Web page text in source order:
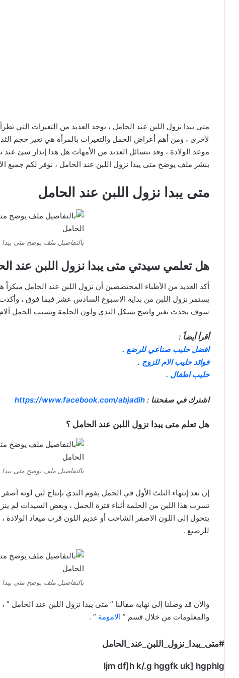
متى يبدا نزول اللبن عند الحامل ، يوجد العديد من التغيرات
لأخرى ، ومن أهم أعراض الحمل والتغيرات بالمرأة هي تغير حجم
موعد الولادة ، وقد تتسائل العديد من الأمهات هل هذا إنذار سئ
بنشر ملف يوضح متى يبدا نزول اللبن عند الحامل ، نوفر لكم جميع
متى يبدا نزول اللبن عند الحامل
بالتفاصيل ملف يوضح متى يبدا
هل تعلمي سيدتي متى يبدا نزول اللبن عند
أكد العديد من الأطباء المختصصين أن نزول اللبن عند الحامل
يستمر نزول اللبن من بداية الاسبوع السادس عشر فيما فوق ،
سوف يحدث تغير واضح بشكل الثدي ولون الحلمة ويسبب الحمل
أقرأ أيضاً :
افضل حليب صناعي للرضع .
فوائد حليب الام للزوج .
حليب اطفال .
اشترك في صفحتنا :https://www.facebook.com/abjadih
هل تعلم متى يبدا نزول اللبن عند الحامل ؟
بالتفاصيل ملف يوضح متى يبدا
إن بعد إنتهاء الثلث الأول في الحمل يقوم الثدي بإنتاج لبن لونه
تسرب هذا اللبن من الحلمة أثناء فترة الحمل ، وبعض السيدات لم
يتحول إلى اللون الاصفر الشاحب أو عديم اللون قرب ميعاد الولادة ،
للرضيع .
بالتفاصيل ملف يوضح متى
والآن قد وصلنا إلى نهاية مقالنا ” متى يبدا نزول اللبن عند الحامل
والمعلومات من خلال قسم ” الامومة ” .
#متى_يبدا_نزول_اللبن_عند_الحامل
ljm df]h k/.g hggfk uk] hgphlg